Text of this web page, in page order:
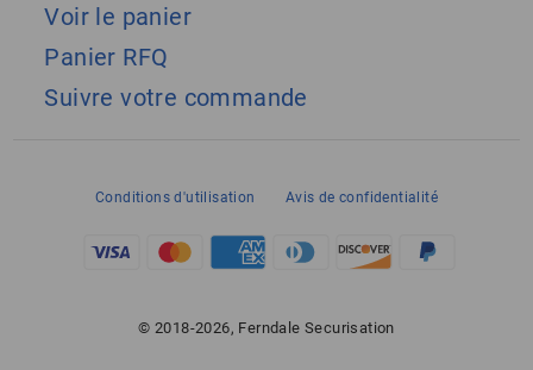
Voir le panier
Panier RFQ
Suivre votre commande
Conditions d'utilisation Avis de confidentialité
© 2018-2026, Ferndale Securisation